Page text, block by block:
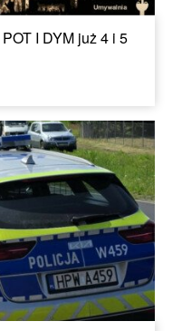
I DYM już 4 i 5